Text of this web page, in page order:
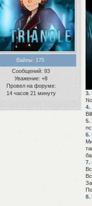
Вайпы:175
Сообщений: 93
Уважение: +8
Провел на форуме:
14 часов 21 минуту
3.
4.
5.
6.
7.
8.